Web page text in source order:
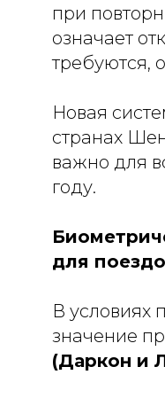
при
означает
требуются,
Новая
странах
важно для
году.
для
В условиях
значение
(Даркон и